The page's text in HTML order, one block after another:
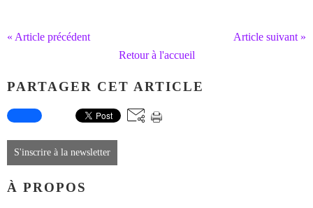
« Article précédent
Article suivant »
Retour à l'accueil
PARTAGER CET ARTICLE
S'inscrire à la newsletter
À PROPOS